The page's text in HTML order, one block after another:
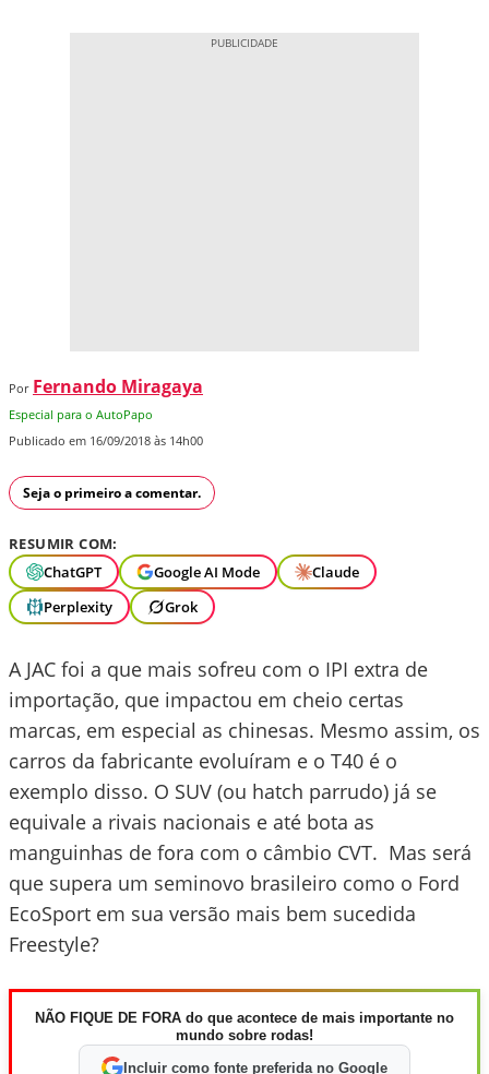
Por Fernando Miragaya
Especial para o AutoPapo
Publicado em 16/09/2018 às 14h00
Seja o primeiro a comentar.
RESUMIR COM:
ChatGPT
Google AI Mode
Claude
Perplexity
Grok
A JAC foi a que mais sofreu com o IPI extra de
importação, que impactou em cheio certas
marcas, em especial as chinesas. Mesmo assim, os
carros da fabricante evoluíram e o T40 é o
exemplo disso. O SUV (ou hatch parrudo) já se
equivale a rivais nacionais e até bota as
manguinhas de fora com o câmbio CVT. Mas será
que supera um seminovo brasileiro como o Ford
EcoSport em sua versão mais bem sucedida
Freestyle?
NÃO FIQUE DE FORA do que acontece de mais importante no
mundo sobre rodas!
Incluir como fonte preferida no Google